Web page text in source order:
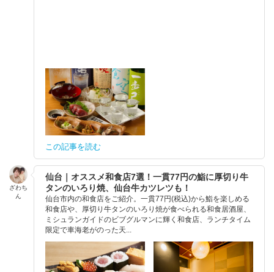
この記事を読む
ざわち
ん
仙台｜オススメ和食店7選！一貫77円の鮨に厚切り牛
タンのいろり焼、仙台牛カツレツも！
仙台市内の和食店をご紹介。一貫77円(税込)から鮨を楽しめる
和食店や、厚切り牛タンのいろり焼が食べられる和食居酒屋、
ミシュランガイドのビブグルマンに輝く和食店、ランチタイム
限定で車海老がのった天...